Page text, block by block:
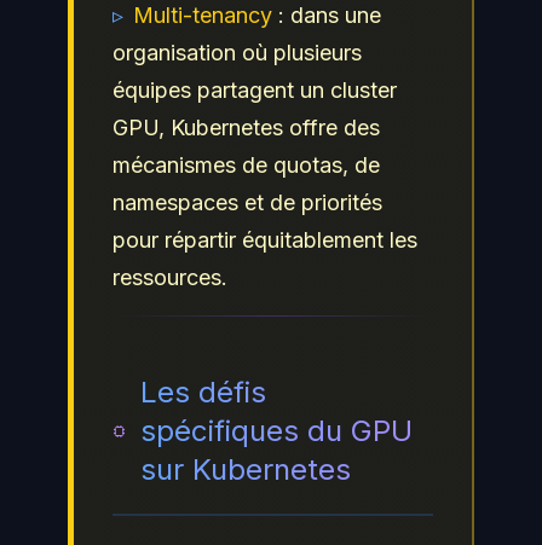
▹ Multi-tenancy : dans une
organisation où plusieurs
équipes partagent un cluster
GPU, Kubernetes offre des
mécanismes de quotas, de
namespaces et de priorités
pour répartir équitablement les
ressources.
Les défis
spécifiques du GPU
sur Kubernetes